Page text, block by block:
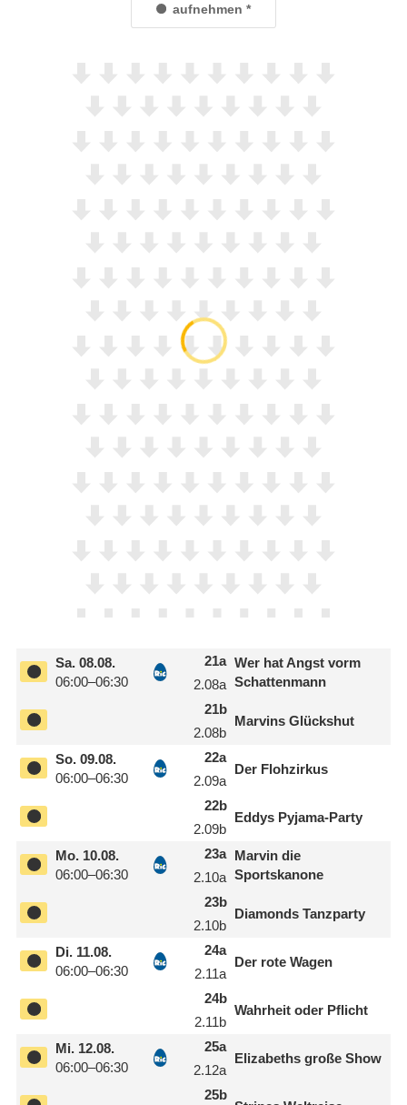
aufnehmen
Sa.08.08.
06:00–06:30
21
2.08
a
a
Wer hat Angst vorm
Schattenmann
21
2.08
b
b
Marvins Glückshut
So.09.08.
06:00–06:30
22
2.09
a
a
Der Flohzirkus
22
2.09
b
b
Eddys Pyjama-Party
Mo.10.08.
06:00–06:30
23
2.10
a
a
Marvin die
Sportskanone
23
2.10
b
b
Diamonds Tanzparty
Di.11.08.
06:00–06:30
24
2.11
a
a
Der rote Wagen
24
2.11
b
b
Wahrheit oder Pflicht
Mi.12.08.
06:00–06:30
25
2.12
a
a
Elizabeths große Show
25b